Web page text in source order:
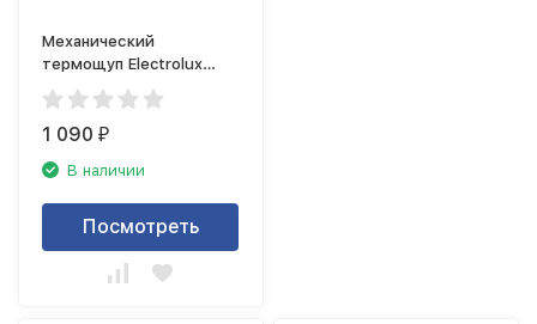
Механический
термощуп Electrolux
E4TAM01
1 090₽
В наличии
Посмотреть